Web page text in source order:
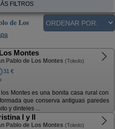
FILTROS
de Los
Montes
Pablo de Los Montes (Toledo)
31 €
Montes es una bonita casa rural con
que conserva antiguas paredes
y dinteles ...
I y II
Pablo de Los Montes (Toledo)